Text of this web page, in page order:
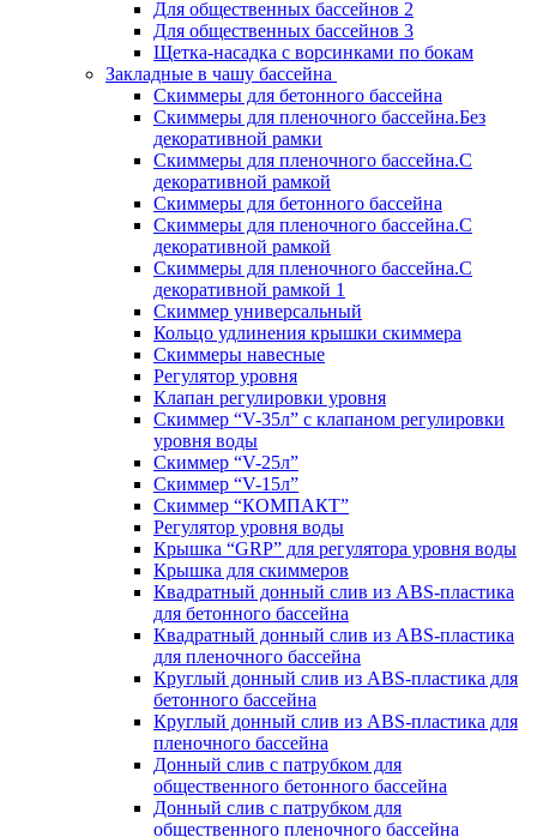
Для общественных бассейнов 2
Для общественных бассейнов 3
Щетка-насадка с ворсинками по бокам
Закладные в чашу бассейна
Скиммеры для бетонного бассейна
Скиммеры для пленочного бассейна.Без
декоративной рамки
Скиммеры для пленочного бассейна.С
декоративной рамкой
Скиммеры для бетонного бассейна
Скиммеры для пленочного бассейна.С
декоративной рамкой
Скиммеры для пленочного бассейна.С
декоративной рамкой 1
Скиммер универсальный
Кольцо удлинения крышки скиммера
Скиммеры навесные
Регулятор уровня
Клапан регулировки уровня
Скиммер “V-35л” с клапаном регулировки
уровня воды
Скиммер “V-25л”
Скиммер “V-15л”
Скиммер “КОМПАКТ”
Регулятор уровня воды
Крышка “GRP” для регулятора уровня воды
Крышка для скиммеров
Квадратный донный слив из ABS-пластика
для бетонного бассейна
Квадратный донный слив из ABS-пластика
для пленочного бассейна
Круглый донный слив из ABS-пластика для
бетонного бассейна
Круглый донный слив из ABS-пластика для
пленочного бассейна
Донный слив с патрубком для
общественного бетонного бассейна
Донный слив с патрубком для
общественного пленочного бассейна